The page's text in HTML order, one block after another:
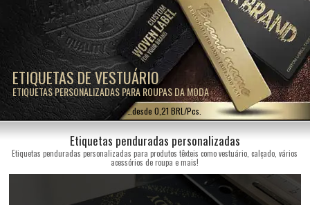
ETIQUETAS DE VESTUÁRIO
ETIQUETAS PERSONALIZADAS PARA ROUPAS DA MODA
…desde 0,21 BRL/Pcs.
Etiquetas penduradas personalizadas
Etiquetas penduradas personalizadas para produtos têxteis como vestuário, calçado, vários
acessórios de roupa e mais!